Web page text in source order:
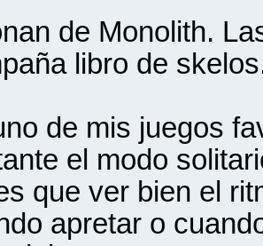
de Monolith.
libro de
de mis juegos
el modo
que ver bien el
apretar o